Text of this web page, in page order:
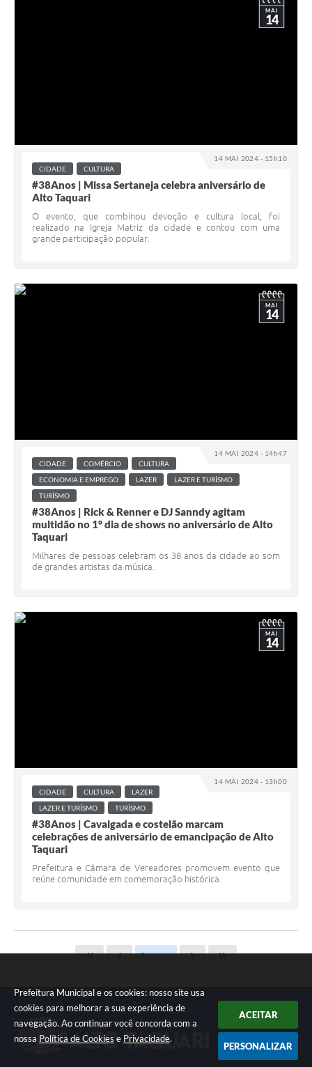
Prefeitura Municipal e os cookies: nosso site usa
cookies para melhorar a sua experiência de
navegação. Ao continuar você concorda com a
nossa Política de Cookies e Privacidade.
ACEITAR
PERSONALIZAR
14 MAI 2024 - 15h10
MAI
14
CIDADE CULTURA
#38Anos | Missa Sertaneja celebra aniversário de
Alto Taquari
O evento, que combinou devoção e cultura local, foi
realizado na Igreja Matriz da cidade e contou com uma
grande participação popular.
14 MAI 2024 - 14h47
MAI
14
CIDADE COMÉRCIO
CULTURA
ECONOMIA E EMPREGO
LAZER
LAZER E TURÍSMO
TURÍSMO
#38Anos | Rick & Renner e DJ Sanndy agitam
multidão no 1° dia de shows no aniversário de Alto
Taquari
Milhares de pessoas celebram os 38 anos da cidade ao som
de grandes artistas da música.
14 MAI 2024 - 13h00
MAI
14
CIDADE CULTURA
LAZER
LAZER E TURÍSMO
TURÍSMO
#38Anos | Cavalgada e costelão marcam
celebrações de aniversário de emancipação de Alto
Taquari
Prefeitura e Câmara de Vereadores promovem evento que
reúne comunidade em comemoração histórica.